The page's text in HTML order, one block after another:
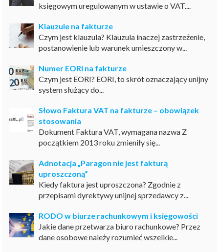
księgowym uregulowanym w ustawie o VAT....
Klauzule na fakturze
Czym jest klauzula? Klauzula inaczej zastrzeżenie,
postanowienie lub warunek umieszczony w...
Numer EORI na fakturze
Czym jest EORI? EORI, to skrót oznaczający unijny
system służący do...
Słowo Faktura VAT na fakturze – obowiązek
stosowania
Dokument Faktura VAT, wymagana nazwa Z
początkiem 2013 roku zmieniły się...
Adnotacja „Paragon nie jest fakturą
uproszczoną”
Kiedy faktura jest uproszczona? Zgodnie z
przepisami dyrektywy unijnej sprzedawcy z...
RODO w biurze rachunkowym i księgowości
Jakie dane przetwarza biuro rachunkowe? Przez
dane osobowe należy rozumieć wszelkie...